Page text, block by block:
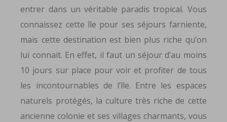
entrer dans un véritable paradis tropical. Vous
connaissez cette île pour ses séjours farniente,
mais cette destination est bien plus riche qu’on
lui connait. En effet, il faut un séjour d’au moins
10 jours sur place pour voir et profiter de tous
les incontournables de l’île. Entre les espaces
naturels protégés, la culture très riche de cette
ancienne colonie et ses villages charmants, vous